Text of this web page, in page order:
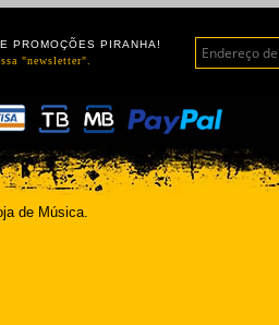
PROMOÇÕES PIRANHA!
"newsletter".
de Música.